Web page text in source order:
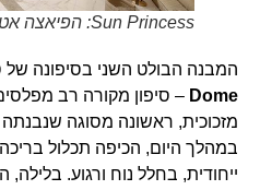
Sun Princess: הפיאצה אטריום. הדמיה פרינסס קרוזס
המבנה הבולט השני בסיפונה של
Dome– סיפון מקורה רב מפלסים
מזכוכית, ראשונה מסוגה שנבנתה
במהלך היום, הכיפה תכלול בריכה
ייחודית, בחלל נוח ורגוע. בלילה,